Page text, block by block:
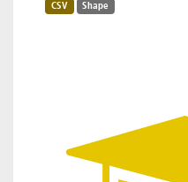
CSV Shape